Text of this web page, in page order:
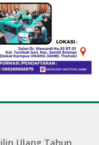
Ulang Tahun